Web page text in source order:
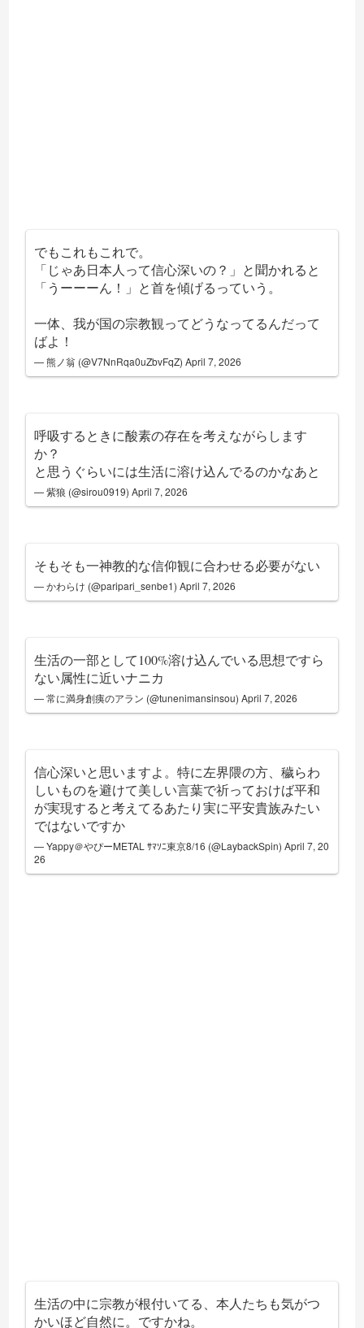
でもこれもこれで。
「じゃあ日本人って信心深いの？」と聞かれると
「うーーーん！」と首を傾げるっていう。
一体、我が国の宗教観ってどうなってるんだって
ばよ！
— 熊ノ翁 (@V7NnRqa0uZbvFqZ)April 7, 2026
呼吸するときに酸素の存在を考えながらします
か？
と思うぐらいには生活に溶け込んでるのかなあと
— 紫狼 (@sirou0919)April 7, 2026
そもそも一神教的な信仰観に合わせる必要がない
— かわらけ (@paripari_senbe1)April 7, 2026
生活の一部として100%溶け込んでいる思想ですら
ない属性に近いナニカ
— 常に満身創痍のアラン (@tunenimansinsou)April 7, 2026
信心深いと思いますよ。特に左界隈の方、穢らわ
しいものを避けて美しい言葉で祈っておけば平和
が実現すると考えてるあたり実に平安貴族みたい
ではないですか
— Yappy＠やぴーMETAL ｻﾏｿﾆ東京8/16 (@LaybackSpin)April 7, 20
26
生活の中に宗教が根付いてる、本人たちも気がつ
かいほど自然に。ですかね。